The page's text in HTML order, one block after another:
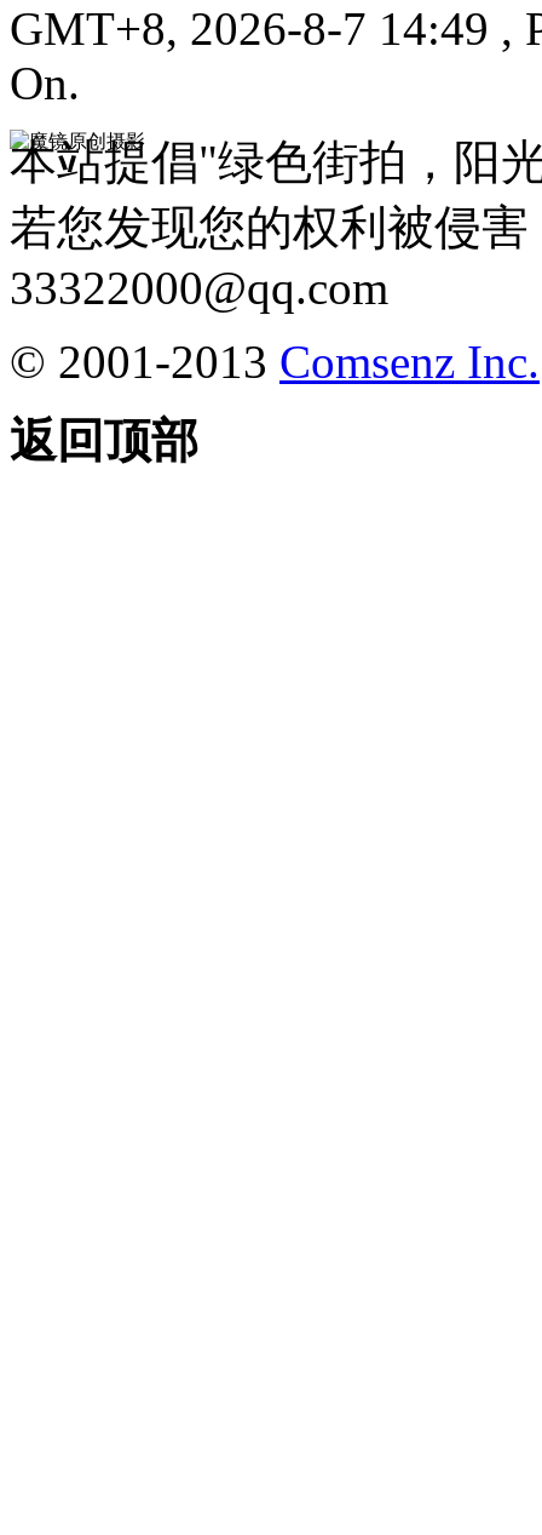
GMT+8, 2026-8-7 14:49 ,
On.
本站提倡"绿色街拍，阳
若您发现您的权利被侵
33322000@qq.com
© 2001-2013 Comsenz Inc.
返回顶部